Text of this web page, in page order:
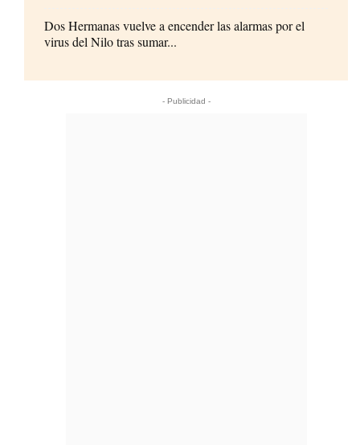
Dos Hermanas vuelve a encender las alarmas por el
virus del Nilo tras sumar...
- Publicidad -